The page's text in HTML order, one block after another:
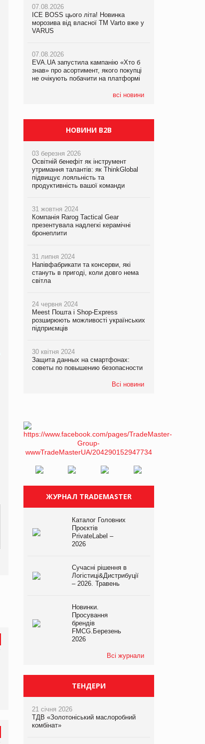
07.08.2026
ICE BOSS цього літа! Новинка
морозива від власної ТМ Varto вже у
VARUS
07.08.2026
EVA.UA запустила кампанію «Хто б
знав» про асортимент, якого покупці
не очікують побачити на платформі
всі новини
06.08.2026
Смачна новинка для хвостатих: у
VARUS з’явилися паучі Varto Paw
05.08.2026
Мережа супермаркетів VARUS купує
мережу магазинів формату
компанія налічуватиме 374 магазини
07.08.2026
Франція заборонила рекламні дзвінки
НОВИНИ B2B
03 березня 2026
Освітній бенефіт як інструмент
утримання талантів: як ThinkGlobal
підвищує лояльність та
продуктивність вашої команди
31 жовтня 2024
Компанія Rarog Tactical Gear
презентувала надлегкі керамічні
бронеплити
31 липня 2024
Напівфабрикати та консерви, які
стануть в пригоді, коли довго нема
світла
24 червня 2024
Meest Пошта і Shop-Express
розширюють можливості українських
підприємців
30 квітня 2024
Защита данных на смартфонах:
советы по повышению безопасности
Всі новини
ЖУРНАЛ TRADEMASTER
Каталог Головних
Проєктів
PrivateLabel –
2026
Сучасні рішення в
Логістиці&Дистрибуції
– 2026. Травень
Новинки.
Просування
брендів
FMCG.Березень
2026
Всі журнали
ТЕНДЕРИ
21 січня 2026
ТДВ «Золотоніський маслоробний
комбінат»